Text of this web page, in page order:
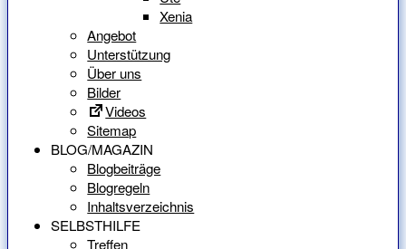
Xenia
Angebot
Unterstützung
Über uns
Bilder
Videos
Sitemap
BLOG/MAGAZIN
Blogbeiträge
Blogregeln
Inhaltsverzeichnis
SELBSTHILFE
Treffen